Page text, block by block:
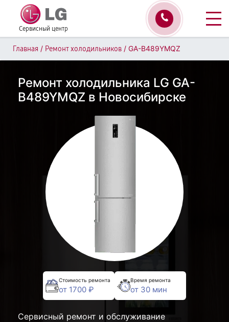
Сервисный центр
Главная / Ремонт холодильников / GA-B489YMQZ
Ремонт холодильника LG GA-
B489YMQZ в Новосибирске
Стоимость ремонта
от 1700 ₽
Время ремонта
от 30 мин
Сервисный ремонт и обслуживание